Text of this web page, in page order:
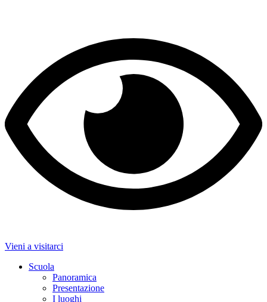
Vieni a visitarci
Scuola
Panoramica
Presentazione
I luoghi